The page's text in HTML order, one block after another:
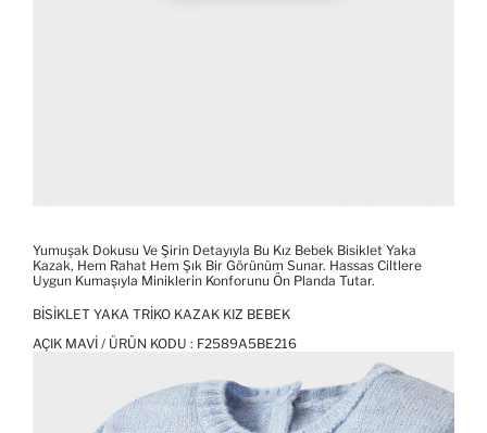
Yumuşak Dokusu Ve Şirin Detayıyla Bu Kız Bebek Bisiklet Yaka
Kazak, Hem Rahat Hem Şık Bir Görünüm Sunar. Hassas Ciltlere
Uygun Kumaşıyla Miniklerin Konforunu Ön Planda Tutar.
BISIKLET YAKA TRIKO KAZAK KIZ BEBEK
AÇIK MAVI / ÜRÜN KODU : F2589A5BE216